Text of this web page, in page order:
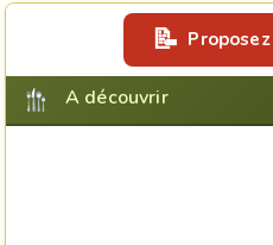
A découvrir